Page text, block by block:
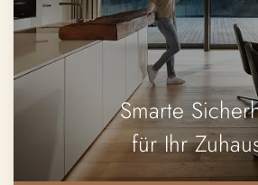
Smarte
für Ihr